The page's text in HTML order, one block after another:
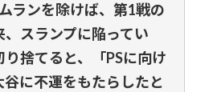
ランを除けば、第1戦の
スランプに陥ってい
捨てると、「PSに向け
に不運をもたらしたと